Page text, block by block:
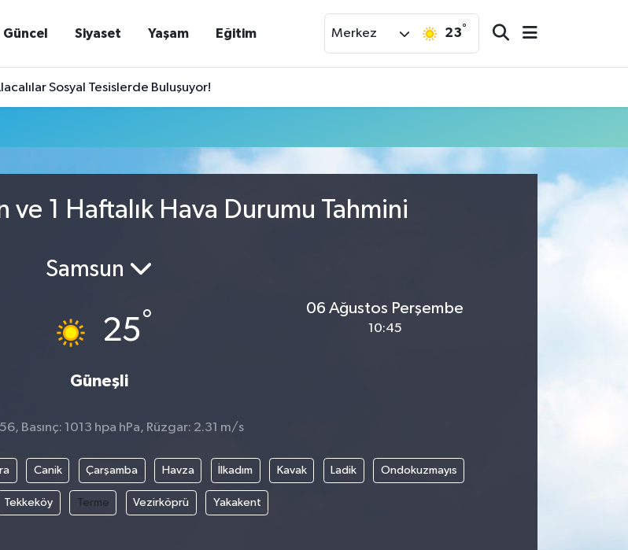
Güncel Siyaset Yaşam Eğitim Merkez 23°
Sosyal Tesislerde Buluşuyor!
ve 1 Haftalık Hava Durumu Tahmini
Samsun
25°
Güneşli
06 Ağustos Perşembe
10:45
Basınç: 1013 hpa hPa, Rüzgar: 2.31 m/s
Canik Çarşamba Havza İlkadım Kavak Ladik Ondokuzmayıs
Tekkeköy Terme Vezirköprü Yakakent